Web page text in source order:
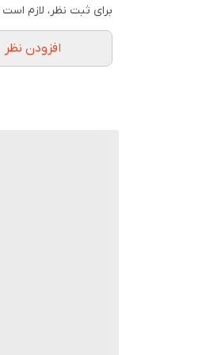
برای ثبت نظر، لازم
افزودن نظر